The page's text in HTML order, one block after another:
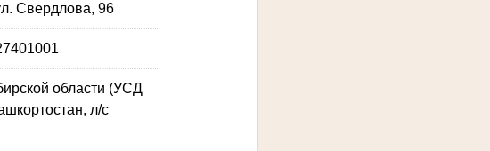
Свердлова, 96
области (УСД
л/с